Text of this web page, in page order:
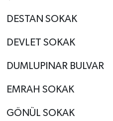
DESTAN SOKAK
DEVLET SOKAK
DUMLUPINAR BULVAR
EMRAH SOKAK
GÖNÜL SOKAK